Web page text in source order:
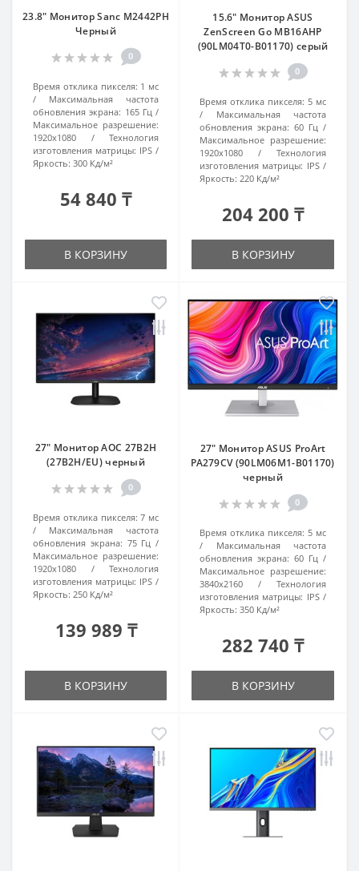
23.8" Монитор Sanc M2442PH
Черный
0
Время отклика пикселя: 1 мс
Максимальная частота
обновления экрана: 165 Гц
Максимальное разрешение:
1920x1080
Технология
изготовления матрицы: IPS
Яркость: 300 Кд/м²
54 840 ₸
В КОРЗИНУ
15.6" Монитор ASUS
ZenScreen Go MB16AHP
(90LM04T0-B01170) серый
0
Время отклика пикселя: 5 мс
Максимальная частота
обновления экрана: 60 Гц
Максимальное разрешение:
1920x1080
Технология
изготовления матрицы: IPS
Яркость: 220 Кд/м²
204 200 ₸
В КОРЗИНУ
27" Монитор AOC 27B2H
(27B2H/EU) черный
0
Время отклика пикселя: 7 мс
Максимальная частота
обновления экрана: 75 Гц
Максимальное разрешение:
1920x1080
Технология
изготовления матрицы: IPS
Яркость: 250 Кд/м²
139 989 ₸
В КОРЗИНУ
27" Монитор ASUS ProArt
PA279CV (90LM06M1-B01170)
черный
0
Время отклика пикселя: 5 мс
Максимальная частота
обновления экрана: 60 Гц
Максимальное разрешение:
3840x2160
Технология
изготовления матрицы: IPS
Яркость: 350 Кд/м²
282 740 ₸
В КОРЗИНУ